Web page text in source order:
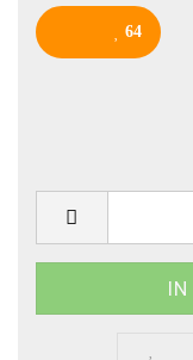
64